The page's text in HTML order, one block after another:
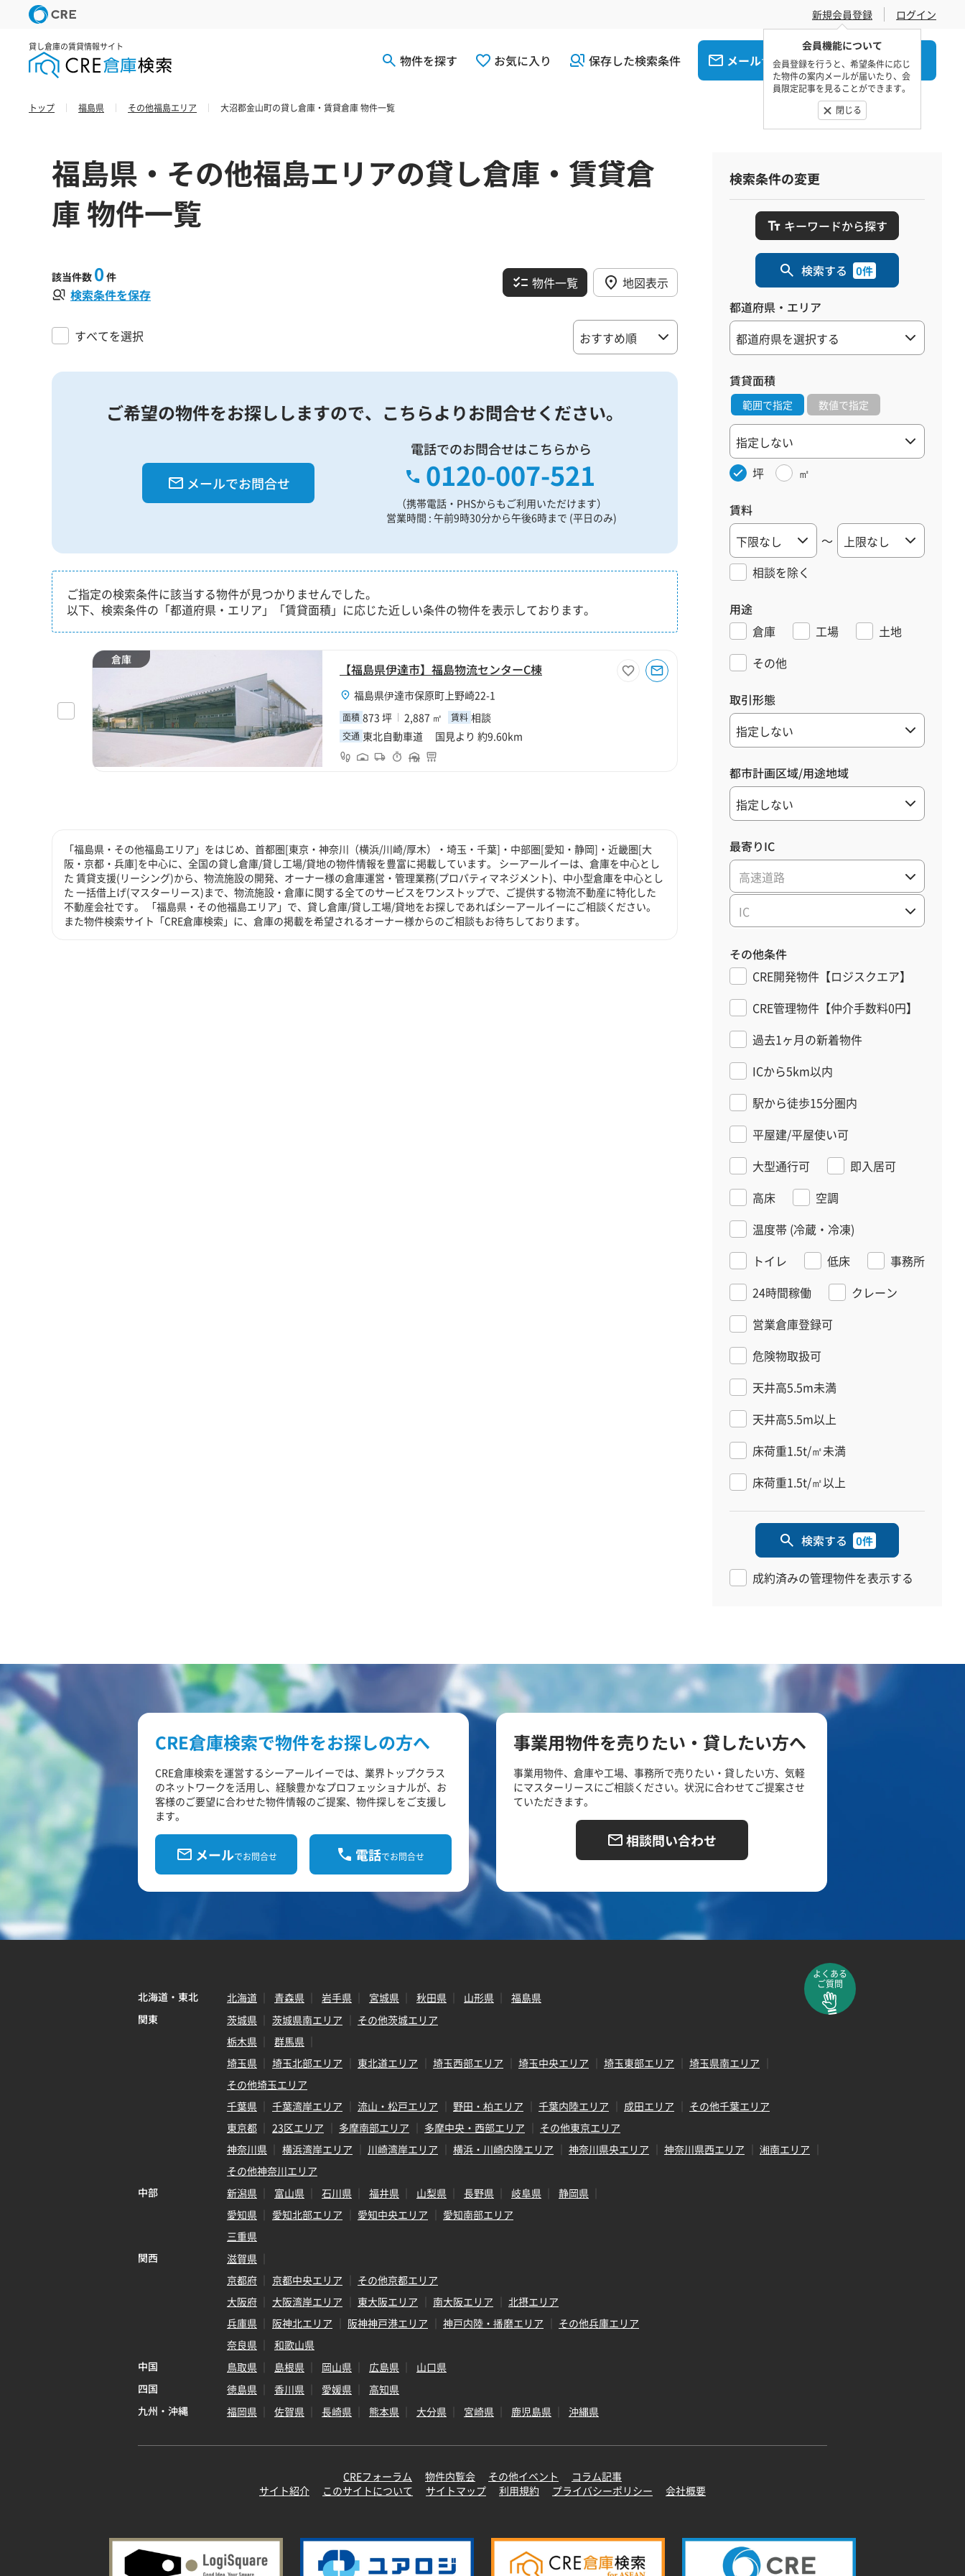
新規会員登録
会員機能について
会員登録を行うと、希望条件に応じ
た物件の案内メールが届いたり、会
員限定記事を見ることができます。
閉じる
ログイン
貸し倉庫の賃貸情報サイト
物件を探す お気に入り 保存した検索条件 メールでお問合せ 電話でお問合せ
トップ 福島県 その他福島エリア 大沼郡金山町の貸し倉庫・賃貸倉庫 物件一覧
福島県・その他福島エリアの貸し倉庫・賃貸倉
庫 物件一覧
該当件数 0 件
検索条件を保存
物件一覧 地図表示
すべてを選択
ご希望の物件をお探ししますので、 こちらよりお問合せください。
メールでお問合せ
電話でのお問合せはこちらから
0120-007-521
（携帯電話・PHSからもご利用いただけます）
営業時間 : 午前9時30分から午後6時まで (平日のみ)
ご指定の検索条件に該当する物件が見つかりませんでした。
以下、検索条件の「都道府県・エリア」「賃貸面積」に応じた近しい条件の物件を表示しております。
倉庫
【福島県伊達市】福島物流センターC棟
福島県伊達市保原町上野崎22-1
面積 873 坪 2,887 ㎡ 賃料 相談
交通 東北自動車道 国見より 約9.60km
「福島県・その他福島エリア」をはじめ、首都圏[東京・神奈川（横浜/川崎/厚木）・埼玉・千葉]・中部圏[愛知・静岡]・近畿圏[大
阪・京都・兵庫]を中心に、全国の貸し倉庫/貸し工場/貸地の物件情報を豊富に掲載しています。 シーアールイーは、倉庫を中心とし
た 賃貸支援(リーシング)から、物流施設の開発、オーナー様の倉庫運営・管理業務(プロパティマネジメント)、中小型倉庫を中心とし
た 一括借上げ(マスターリース)まで、物流施設・倉庫に関する全てのサービスをワンストップで、ご提供する物流不動産に特化した
不動産会社です。 「福島県・その他福島エリア」で、貸し倉庫/貸し工場/貸地をお探しであればシーアールイーにご相談ください。
また物件検索サイト「CRE倉庫検索」に、倉庫の掲載を希望されるオーナー様からのご相談もお待ちしております。
検索条件の変更
キーワードから探す
検索する 0件
都道府県・エリア
賃貸面積
範囲で指定 数値で指定
坪 ㎡
賃料
～
相談を除く
用途
倉庫
工場
土地
その他
取引形態
都市計画区域/用途地域
最寄りIC
高速道路
IC
その他条件
CRE開発物件【ロジスクエア】
CRE管理物件【仲介手数料0円】
過去1ヶ月の新着物件
ICから5km以内
駅から徒歩15分圏内
平屋建/平屋使い可
大型通行可
即入居可
高床
空調
温度帯 (冷蔵・冷凍)
トイレ
低床
事務所
24時間稼働
クレーン
営業倉庫登録可
危険物取扱可
天井高5.5m未満
天井高5.5m以上
床荷重1.5t/㎡未満
床荷重1.5t/㎡以上
検索する 0件
成約済みの管理物件を表示する
CRE倉庫検索で物件をお探しの方へ
CRE倉庫検索を運営するシーアールイーでは、業界トップクラス
のネットワークを活用し、経験豊かなプロフェッショナルが、お
客様のご要望に合わせた物件情報のご提案、物件探しをご支援し
ます。
メールでお問合せ 電話でお問合せ
事業用物件を売りたい・貸したい方へ
事業用物件、倉庫や工場、事務所で売りたい・貸したい方、気軽
にマスターリースにご相談ください。状況に合わせてご提案させ
ていただきます。
相談問い合わせ
よくある
ご質問
北海道・東北 北海道 青森県 岩手県 宮城県 秋田県 山形県
福島県
関東
茨城県 茨城県南エリア
その他茨城エリア
栃木県
群馬県
埼玉県
埼玉北部エリア 東北道エリア 埼玉西部エリア 埼玉中央エリア 埼玉東部エリア
埼玉県南エリア
その他埼玉エリア
千葉県
千葉湾岸エリア 流山・松戸エリア 野田・柏エリア 千葉内陸エリア 成田エリア
その他千葉エリア
東京都
23区エリア 多摩南部エリア 多摩中央・西部エリア
その他東京エリア
神奈川県
横浜湾岸エリア 川崎湾岸エリア 横浜・川崎内陸エリア 神奈川県央エリア 神奈川県西エリア
湘南エリア
その他神奈川エリア
中部
新潟県 富山県 石川県 福井県 山梨県 長野県 岐阜県
静岡県
愛知県
愛知北部エリア 愛知中央エリア
愛知南部エリア
三重県
関西
滋賀県
京都府
京都中央エリア
その他京都エリア
大阪府
大阪湾岸エリア 東大阪エリア 南大阪エリア
北摂エリア
兵庫県
阪神北エリア 阪神神戸港エリア 神戸内陸・播磨エリア
その他兵庫エリア
奈良県
和歌山県
中国
鳥取県 島根県 岡山県 広島県
山口県
四国
徳島県 香川県 愛媛県
高知県
九州・沖縄
福岡県 佐賀県 長崎県 熊本県 大分県 宮崎県 鹿児島県 沖縄県
CREフォーラム 物件内覧会 その他イベント
コラム記事
サイト紹介
このサイトについて サイトマップ 利用規約 プライバシーポリシー 会社概要